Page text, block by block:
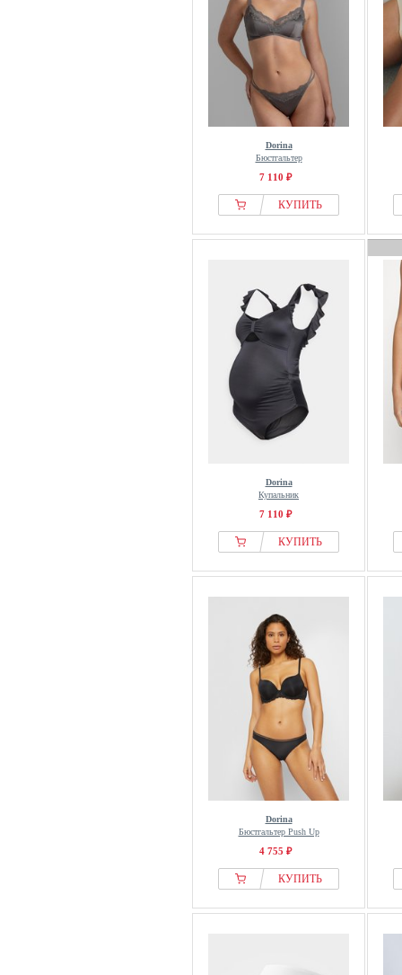
Dorina
Бюстгальтер
7 110 ₽
КУПИТЬ
Dorina
Купальник
7 110 ₽
КУПИТЬ
Dorina
Бюстгальтер Push Up
4 755 ₽
КУПИТЬ